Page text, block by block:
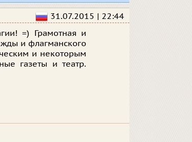
31.07.2015 | 22:44
=) Грамотная и
и флагманского
и некоторым
газеты и театр.